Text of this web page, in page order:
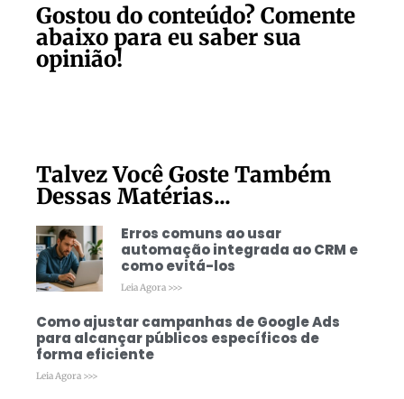
Gostou do conteúdo? Comente
abaixo para eu saber sua
opinião!
Talvez Você Goste Também
Dessas Matérias...
Erros comuns ao usar
automação integrada ao CRM e
como evitá-los
Leia Agora >>>
Como ajustar campanhas de Google Ads
para alcançar públicos específicos de
forma eficiente
Leia Agora >>>